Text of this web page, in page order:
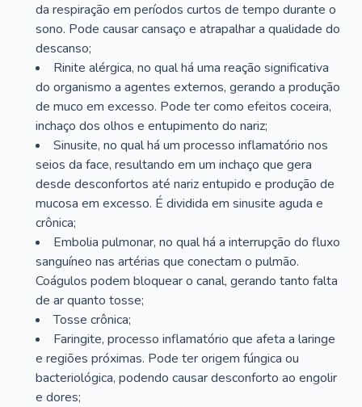
da respiração em períodos curtos de tempo durante o
sono. Pode causar cansaço e atrapalhar a qualidade do
descanso;
Rinite alérgica, no qual há uma reação significativa
do organismo a agentes externos, gerando a produção
de muco em excesso. Pode ter como efeitos coceira,
inchaço dos olhos e entupimento do nariz;
Sinusite, no qual há um processo inflamatório nos
seios da face, resultando em um inchaço que gera
desde desconfortos até nariz entupido e produção de
mucosa em excesso. É dividida em sinusite aguda e
crônica;
Embolia pulmonar, no qual há a interrupção do fluxo
sanguíneo nas artérias que conectam o pulmão.
Coágulos podem bloquear o canal, gerando tanto falta
de ar quanto tosse;
Tosse crônica;
Faringite, processo inflamatório que afeta a laringe
e regiões próximas. Pode ter origem fúngica ou
bacteriológica, podendo causar desconforto ao engolir
e dores;